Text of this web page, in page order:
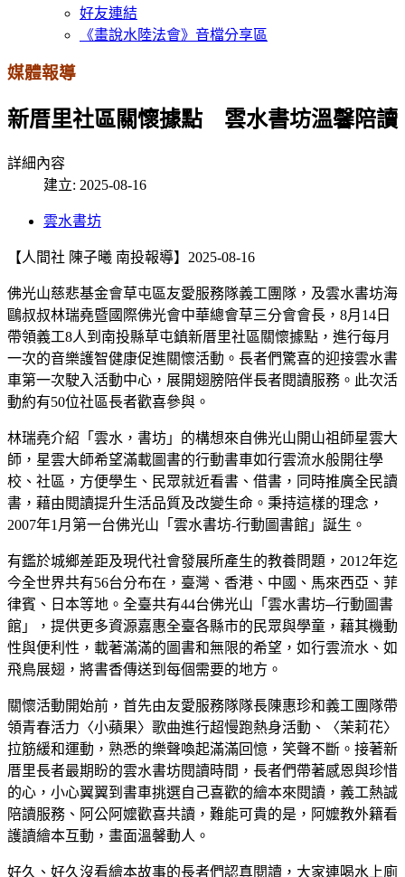
好友連結
《畫說水陸法會》音檔分享區
媒體報導
新厝里社區關懷據點 雲水書坊溫馨陪讀
詳細內容
建立: 2025-08-16
雲水書坊
【人間社 陳子曦 南投報導】2025-08-16
佛光山慈悲基金會草屯區友愛服務隊義工團隊，及雲水書坊海
鷗叔叔林瑞堯暨國際佛光會中華總會草三分會會長，8月14日
帶領義工8人到南投縣草屯鎮新厝里社區關懷據點，進行每月
一次的音樂護智健康促進關懷活動。長者們驚喜的迎接雲水書
車第一次駛入活動中心，展開翅膀陪伴長者閱讀服務。此次活
動約有50位社區長者歡喜參與。
林瑞堯介紹「雲水，書坊」的構想來自佛光山開山祖師星雲大
師，星雲大師希望滿載圖書的行動書車如行雲流水般開往學
校、社區，方便學生、民眾就近看書、借書，同時推廣全民讀
書，藉由閱讀提升生活品質及改變生命。秉持這樣的理念，
2007年1月第一台佛光山「雲水書坊-行動圖書館」誕生。
有鑑於城鄉差距及現代社會發展所產生的教養問題，2012年迄
今全世界共有56台分布在，臺灣、香港、中國、馬來西亞、菲
律賓、日本等地。全臺共有44台佛光山「雲水書坊─行動圖書
館」，提供更多資源嘉惠全臺各縣市的民眾與學童，藉其機動
性與便利性，載著滿滿的圖書和無限的希望，如行雲流水、如
飛鳥展翅，將書香傳送到每個需要的地方。
關懷活動開始前，首先由友愛服務隊隊長陳惠珍和義工團隊帶
領青春活力〈小蘋果〉歌曲進行超慢跑熱身活動、〈茉莉花〉
拉筋緩和運動，熟悉的樂聲喚起滿滿回憶，笑聲不斷。接著新
厝里長者最期盼的雲水書坊閱讀時間，長者們帶著感恩與珍惜
的心，小心翼翼到書車挑選自己喜歡的繪本來閱讀，義工熱誠
陪讀服務、阿公阿嬤歡喜共讀，難能可貴的是，阿嬤教外籍看
護讀繪本互動，畫面溫馨動人。
好久、好久沒看繪本故事的長者們認真閱讀，大家連喝水上廁